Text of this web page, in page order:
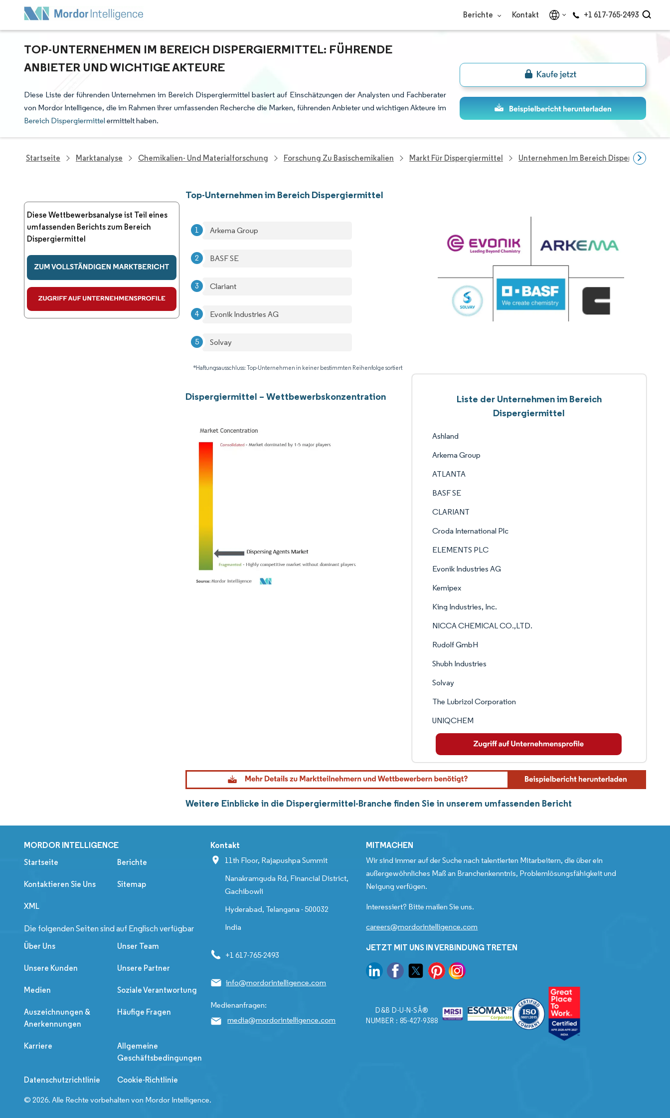
Berichte Kontakt +1 617-765-2493
TOP-UNTERNEHMEN IM BEREICH DISPERGIERMITTEL: FÜHRENDE
ANBIETER UND WICHTIGE AKTEURE
Diese Liste der führenden Unternehmen im Bereich Dispergiermittel basiert auf Einschätzungen der Analysten und Fachberater
von Mordor Intelligence, die im Rahmen ihrer umfassenden Recherche die Marken, führenden Anbieter und wichtigen Akteure im
Bereich Dispergiermittel ermittelt haben.
Startseite Marktanalyse Chemikalien- Und Materialforschung Forschung Zu Basischemikalien Markt Für Dispergiermittel Unternehmen Im Bereich Dispergiermittel
Diese Wettbewerbsanalyse ist Teil eines
umfassenden Berichts zum Bereich
Dispergiermittel
Top-Unternehmen im Bereich Dispergiermittel
Arkema Group
BASF SE
Clariant
Evonik Industries AG
Solvay
*Haftungsausschluss: Top-Unternehmen in keiner bestimmten Reihenfolge sortiert
Dispergiermittel – Wettbewerbskonzentration
Liste der Unternehmen im Bereich
Dispergiermittel
Ashland
Arkema Group
ATLANTA
BASF SE
CLARIANT
Croda International Plc
ELEMENTS PLC
Evonik Industries AG
Kemipex
King Industries, Inc.
NICCA CHEMICAL CO.,LTD.
Rudolf GmbH
Shubh Industries
Solvay
The Lubrizol Corporation
UNIQCHEM
Weitere Einblicke in die Dispergiermittel-Branche finden Sie in unserem umfassenden Bericht
MORDOR INTELLIGENCE
Startseite Berichte
Kontaktieren Sie Uns Sitemap
XML
Die folgenden Seiten sind auf Englisch verfügbar
Über Uns Unser Team
Unsere Kunden Unsere Partner
Medien Soziale Verantwortung
Auszeichnungen &
Anerkennungen
Häufige Fragen
Karriere
Allgemeine
Geschäftsbedingungen
Datenschutzrichtlinie Cookie-Richtlinie
Kontakt
11th Floor, Rajapushpa Summit
Nanakramguda Rd, Financial District,
Gachibowli
Hyderabad, Telangana - 500032
India
+1 617-765-2493
info@mordorintelligence.com
Medienanfragen:
media@mordorintelligence.com
MITMACHEN
Wir sind immer auf der Suche nach talentierten Mitarbeitern, die über ein
außergewöhnliches Maß an Branchenkenntnis, Problemlösungsfähigkeit und
Neigung verfügen.
Interessiert? Bitte mailen Sie uns.
careers@mordorintelligence.com
JETZT MIT UNS IN VERBINDUNG TRETEN
D&B D-U-N-SÂ®
NUMBER : 85-427-9388
© 2026. Alle Rechte vorbehalten von Mordor Intelligence.